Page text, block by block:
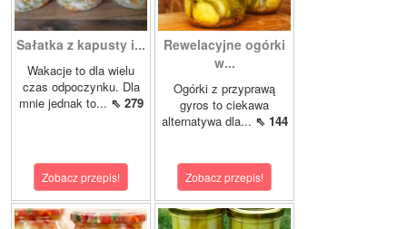
Sałatka z kapusty i...
Wakacje to dla wielu
czas odpoczynku. Dla
mnie jednak to... ⇖ 279
Zobacz przepis!
Rewelacyjne ogórki
w...
Ogórki z przyprawą
gyros to ciekawa
alternatywa dla... ⇖ 144
Zobacz przepis!